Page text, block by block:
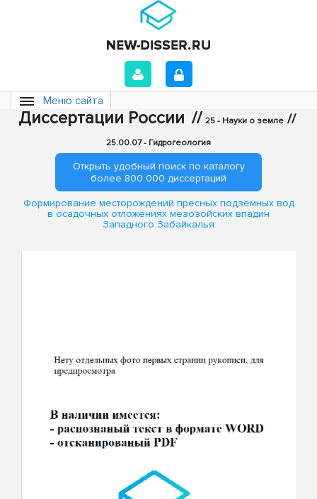
Меню сайта
Диссертации России // 25 - Науки о земле //
25.00.07 - Гидрогеология
Открыть удобный поиск по каталогу
более 800 000 диссертаций
Формирование месторождений пресных подземных вод
в осадочных отложениях мезозойских впадин
Западного Забайкалья